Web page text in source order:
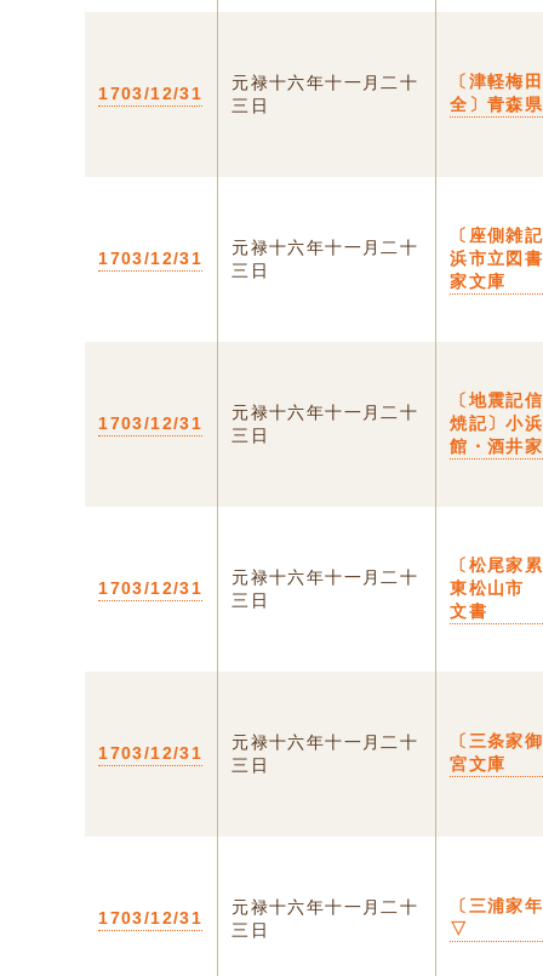
1703/12/31
元禄十六年十一月二十
三日
〔津軽
全〕青森
1703/12/31
元禄十六年十一月二十
三日
〔座側雑
浜市立図
家文庫
1703/12/31
元禄十六年十一月二十
三日
〔地震記
焼記〕小
館・酒井
1703/12/31
元禄十六年十一月二十
三日
〔松尾家
東松山市
文書
1703/12/31
元禄十六年十一月二十
三日
〔三条家
宮文庫
1703/12/31
元禄十六年十一月二十
三日
〔三浦家
▽